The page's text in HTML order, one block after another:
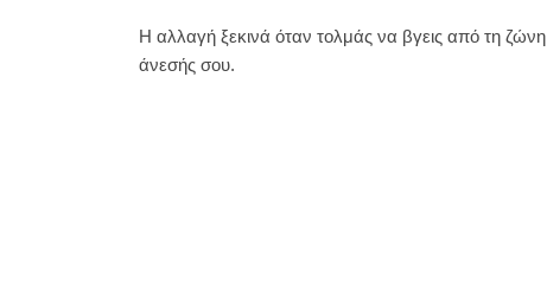
Η αλλαγή ξεκινά όταν τολμάς να βγεις από τη ζώνη
άνεσής σου.